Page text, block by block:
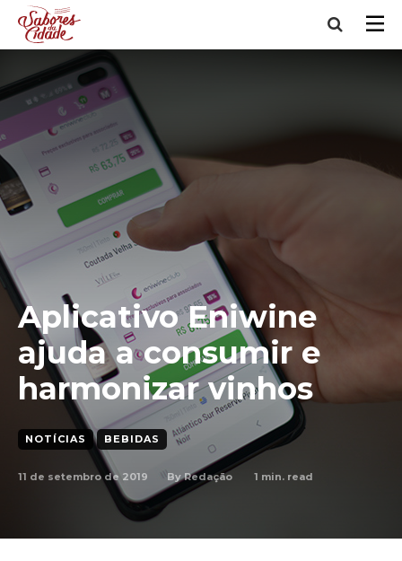
Aplicativo Eniwine
ajuda a consumir e
harmonizar vinhos
NOTÍCIAS BEBIDAS
11 de setembro de 2019 By Redação 1 min. read